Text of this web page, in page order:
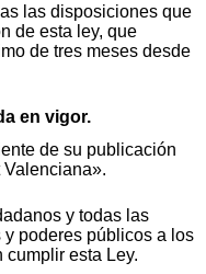
las disposiciones que
de esta ley, que
de tres meses desde
en vigor.
de su publicación
y todas las
poderes públicos a los
cumplir esta Ley.